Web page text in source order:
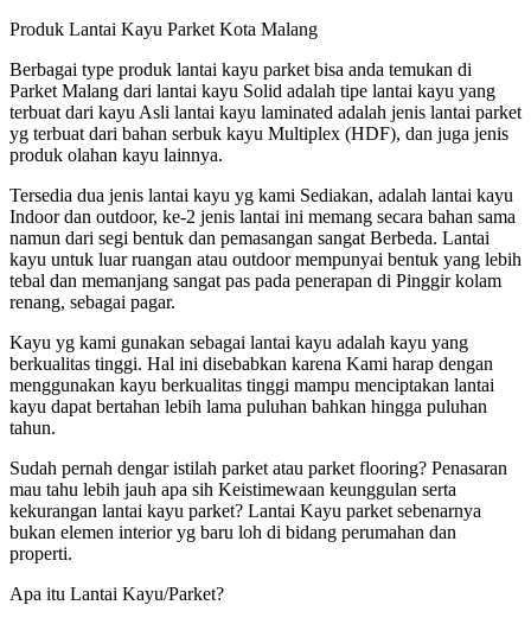
Produk Lantai Kayu Parket Kota Malang
Berbagai type produk lantai kayu parket bisa anda temukan di
Parket Malang dari lantai kayu Solid adalah tipe lantai kayu yang
terbuat dari kayu Asli lantai kayu laminated adalah jenis lantai parket
yg terbuat dari bahan serbuk kayu Multiplex (HDF), dan juga jenis
produk olahan kayu lainnya.
Tersedia dua jenis lantai kayu yg kami Sediakan, adalah lantai kayu
Indoor dan outdoor, ke-2 jenis lantai ini memang secara bahan sama
namun dari segi bentuk dan pemasangan sangat Berbeda. Lantai
kayu untuk luar ruangan atau outdoor mempunyai bentuk yang lebih
tebal dan memanjang sangat pas pada penerapan di Pinggir kolam
renang, sebagai pagar.
Kayu yg kami gunakan sebagai lantai kayu adalah kayu yang
berkualitas tinggi. Hal ini disebabkan karena Kami harap dengan
menggunakan kayu berkualitas tinggi mampu menciptakan lantai
kayu dapat bertahan lebih lama puluhan bahkan hingga puluhan
tahun.
Sudah pernah dengar istilah parket atau parket flooring? Penasaran
mau tahu lebih jauh apa sih Keistimewaan keunggulan serta
kekurangan lantai kayu parket? Lantai Kayu parket sebenarnya
bukan elemen interior yg baru loh di bidang perumahan dan
properti.
Apa itu Lantai Kayu/Parket?